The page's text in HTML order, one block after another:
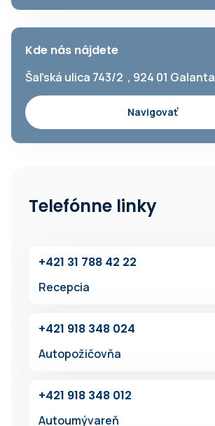
Kde nás nájdete
Šaľská ulica 743/2 , 924 01 Galanta
Navigovať
Telefónne linky
+42‍1 31 7‍88 42 22
Recepcia
+42‍1 918 348 024
Autopožičovňa
+42‍1 91‍8 348 012
Autoumývareň